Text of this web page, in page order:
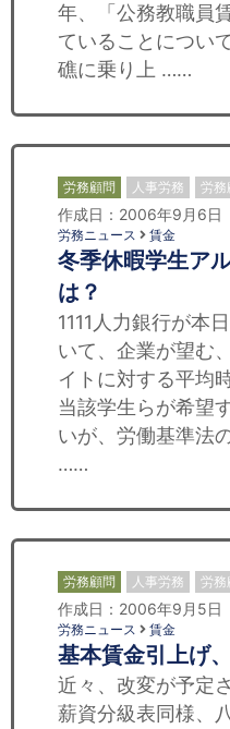
年、「公務教職員
ていることについ
礁に乗り上 ……
労務顧問 人事労務 労務
作成日：2006年9月6日
労務ニュース 賃金
冬季休暇学生ア
は？
1111人力銀行が本
いて、企業が望む
イトに対する平均
当該学生らが希望
いが、労働基準法
……
労務顧問 人事労務 労務
作成日：2006年9月5日
労務ニュース 賃金
基本賃金引上げ
近々、改変が予定
薪資分級表同様、